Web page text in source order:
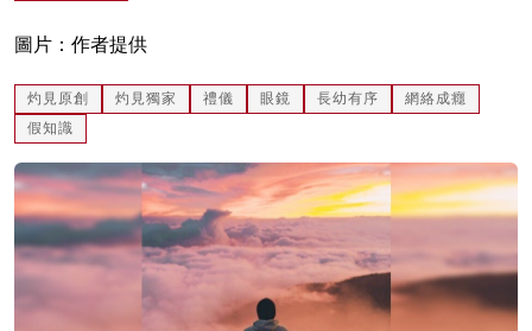
圖片：作者提供
灼見原創 灼見獨家 禮儀 眼鏡 長幼有序
網絡成癮
假知識